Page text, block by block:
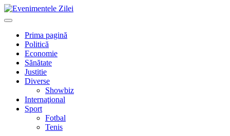
Mergi
la
Primary
Prima pagină
Politică
Economie
Sănătate
Justitie
Diverse
Showbiz
Internaţional
Sport
Fotbal
Tenis